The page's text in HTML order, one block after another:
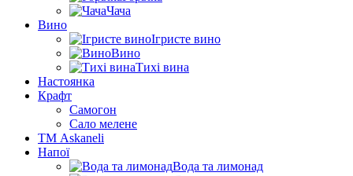
Чача
Вино
Ігристе вино
Вино
Тихі вина
Настоянка
Крафт
Самогон
Сало мелене
ТМ Askaneli
Напої
Вода та лимонад